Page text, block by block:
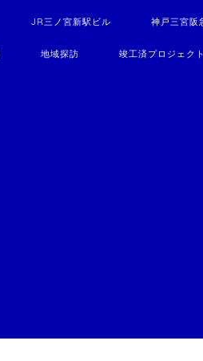
JR三ノ宮新駅ビル 神戸三宮阪
地域探訪 竣工済プロジェクト